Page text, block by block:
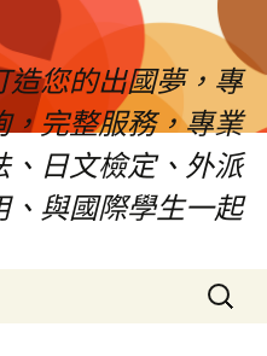
造您的出國夢，專
完整服務，專業
、日文檢定、外派
與國際學生一起
搜
尋